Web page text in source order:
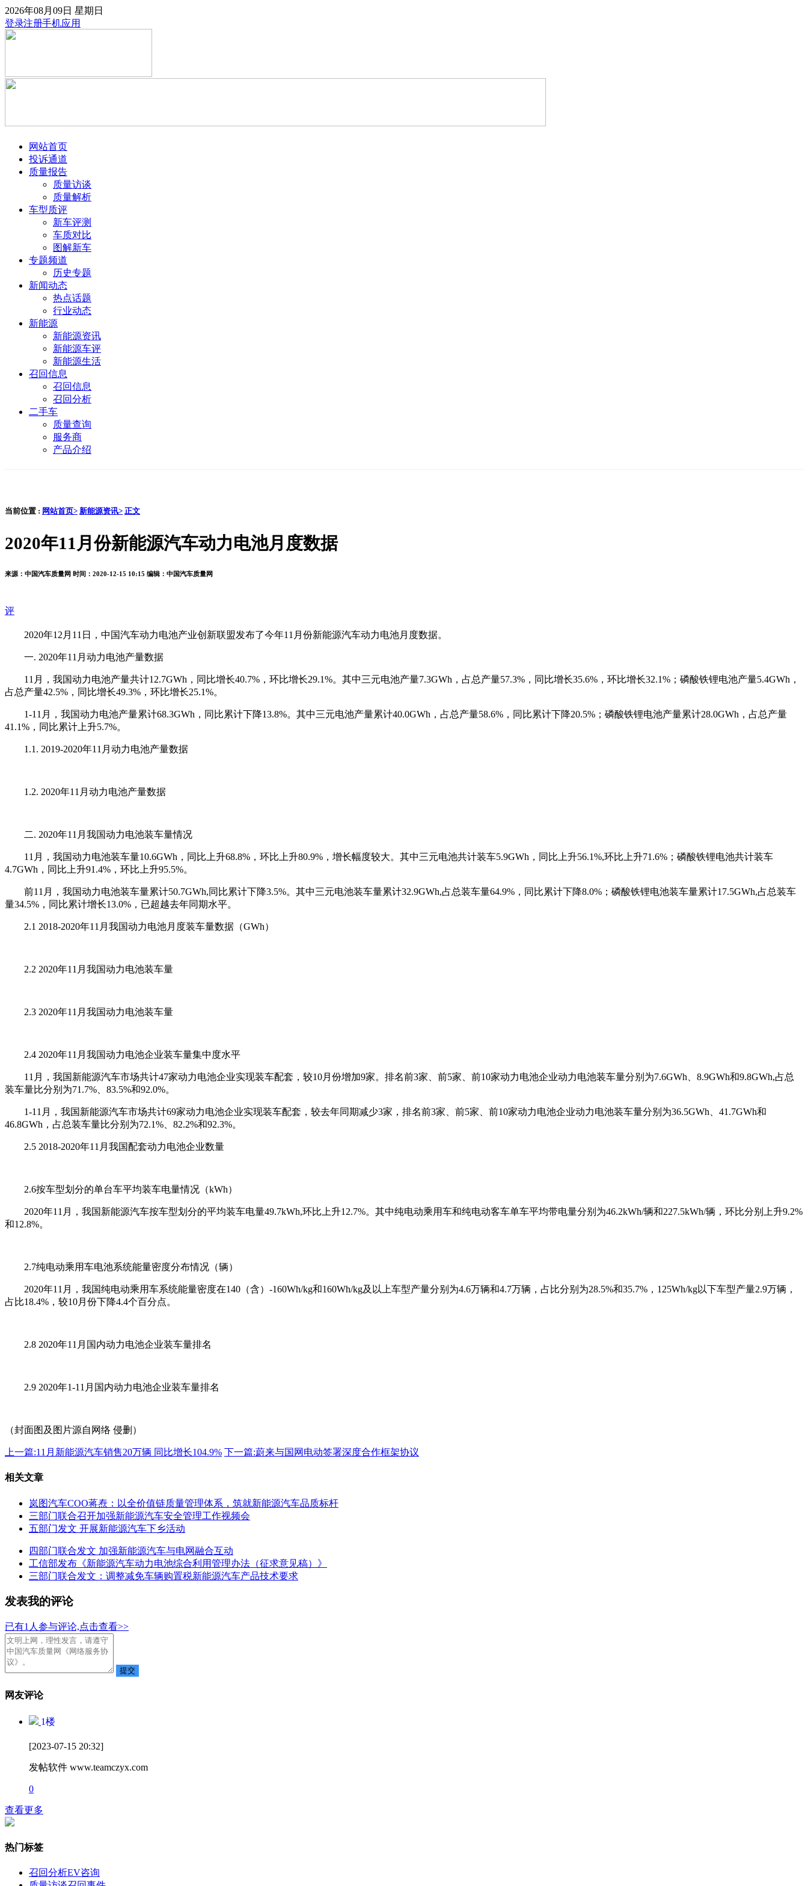
2026年08月09日 星期日
登录注册手机应用
网站首页
投诉通道
质量报告
质量访谈
质量解析
车型质评
新车评测
车质对比
图解新车
专题频道
历史专题
新闻动态
热点话题
行业动态
新能源
新能源资讯
新能源车评
新能源生活
召回信息
召回信息
召回分析
二手车
质量查询
服务商
产品介绍
当前位置 : 网站首页> 新能源资讯> 正文
2020年11月份新能源汽车动力电池月度数据
来源：中国汽车质量网 时间：2020-12-15 10:15 编辑：中国汽车质量网
评
2020年12月11日，中国汽车动力电池产业创新联盟发布了今年11月份新能源汽车动力电池月度数据。
一. 2020年11月动力电池产量数据
11月，我国动力电池产量共计12.7GWh，同比增长40.7%，环比增长29.1%。其中三元电池产量7.3GWh，占总产量57.3%，同比增长35.6%，环比增长32.1%；磷酸铁锂电池产量5.4GWh，
占总产量42.5%，同比增长49.3%，环比增长25.1%。
1-11月，我国动力电池产量累计68.3GWh，同比累计下降13.8%。其中三元电池产量累计40.0GWh，占总产量58.6%，同比累计下降20.5%；磷酸铁锂电池产量累计28.0GWh，占总产量
41.1%，同比累计上升5.7%。
1.1. 2019-2020年11月动力电池产量数据
1.2. 2020年11月动力电池产量数据
二. 2020年11月我国动力电池装车量情况
11月，我国动力电池装车量10.6GWh，同比上升68.8%，环比上升80.9%，增长幅度较大。其中三元电池共计装车5.9GWh，同比上升56.1%,环比上升71.6%；磷酸铁锂电池共计装车
4.7GWh，同比上升91.4%，环比上升95.5%。
前11月，我国动力电池装车量累计50.7GWh,同比累计下降3.5%。其中三元电池装车量累计32.9GWh,占总装车量64.9%，同比累计下降8.0%；磷酸铁锂电池装车量累计17.5GWh,占总装车
量34.5%，同比累计增长13.0%，已超越去年同期水平。
2.1 2018-2020年11月我国动力电池月度装车量数据（GWh）
2.2 2020年11月我国动力电池装车量
2.3 2020年11月我国动力电池装车量
2.4 2020年11月我国动力电池企业装车量集中度水平
11月，我国新能源汽车市场共计47家动力电池企业实现装车配套，较10月份增加9家。排名前3家、前5家、前10家动力电池企业动力电池装车量分别为7.6GWh、8.9GWh和9.8GWh,占总
装车量比分别为71.7%、83.5%和92.0%。
1-11月，我国新能源汽车市场共计69家动力电池企业实现装车配套，较去年同期减少3家，排名前3家、前5家、前10家动力电池企业动力电池装车量分别为36.5GWh、41.7GWh和
46.8GWh，占总装车量比分别为72.1%、82.2%和92.3%。
2.5 2018-2020年11月我国配套动力电池企业数量
2.6按车型划分的单台车平均装车电量情况（kWh）
2020年11月，我国新能源汽车按车型划分的平均装车电量49.7kWh,环比上升12.7%。其中纯电动乘用车和纯电动客车单车平均带电量分别为46.2kWh/辆和227.5kWh/辆，环比分别上升9.2%
和12.8%。
2.7纯电动乘用车电池系统能量密度分布情况（辆）
2020年11月，我国纯电动乘用车系统能量密度在140（含）-160Wh/kg和160Wh/kg及以上车型产量分别为4.6万辆和4.7万辆，占比分别为28.5%和35.7%，125Wh/kg以下车型产量2.9万辆，
占比18.4%，较10月份下降4.4个百分点。
2.8 2020年11月国内动力电池企业装车量排名
2.9 2020年1-11月国内动力电池企业装车量排名
（封面图及图片源自网络 侵删）
上一篇:11月新能源汽车销售20万辆 同比增长104.9% 下一篇:蔚来与国网电动签署深度合作框架协议
相关文章
岚图汽车COO蒋焘：以全价值链质量管理体系，筑就新能源汽车品质标杆
三部门联合召开加强新能源汽车安全管理工作视频会
五部门发文 开展新能源汽车下乡活动
四部门联合发文 加强新能源汽车与电网融合互动
工信部发布《新能源汽车动力电池综合利用管理办法（征求意见稿）》
三部门联合发文：调整减免车辆购置税新能源汽车产品技术要求
发表我的评论
已有1 人参与评论,点击查看>>
网友评论
1楼
[2023-07-15 20:32]
发帖软件 www.teamczyx.com
0
查看更多
热门标签
召回分析EV咨询